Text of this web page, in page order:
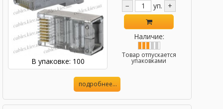
В упаковке: 100
−
уп. +
Наличие:
Товар отпускается
упаковками
подробнее...